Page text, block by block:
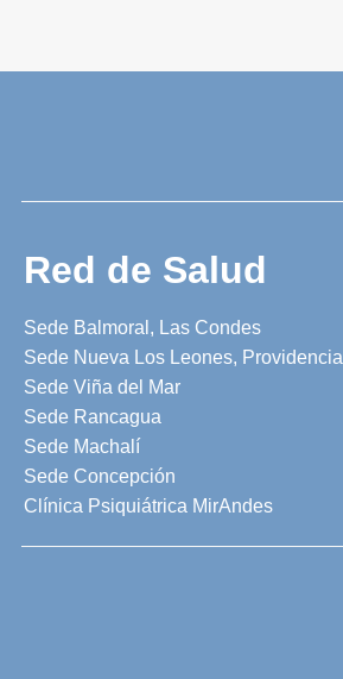
Red de Salud
Sede Balmoral, Las Condes
Sede Nueva Los Leones, Providencia
Sede Viña del Mar
Sede Rancagua
Sede Machalí
Sede Concepción
Clínica Psiquiátrica MirAndes